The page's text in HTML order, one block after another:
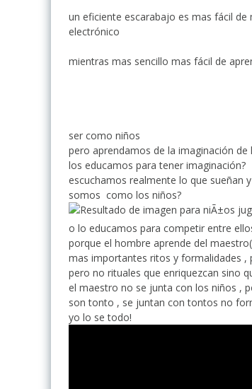
un eficiente escarabajo es mas fácil
electrónico
mientras mas sencillo mas fácil de
ser como niños
pero aprendamos de la imaginación de
los educamos para tener imaginación?
escuchamos realmente lo que sueñan
somos como los niños?
o lo educamos para competir entre
porque el hombre aprende del
mas importantes ritos y formalidades ,
pero no rituales que enriquezcan sino
el maestro no se junta con los niños ,
son tonto , se juntan con tontos no
yo lo se todo!